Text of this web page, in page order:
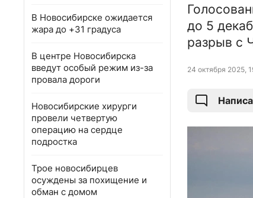
В Новосибирске ожидается
жара до +31 градуса
В центре Новосибирска
введут особый режим из-за
провала дороги
Новосибирские хирурги
провели четвертую
операцию на сердце
подростка
Трое новосибирцев
осуждены за похищение и
обман с домом
до 5
разрыв с
24 октября 2025,